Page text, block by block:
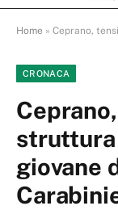
Home » Ceprano, tensione
CRONACA
struttura
giovane